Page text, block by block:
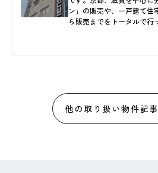
ン」の販売や、一戸建て住
ら販売までをトータルで行
他の取り扱い物件記